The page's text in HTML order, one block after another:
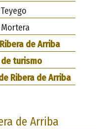
Teyego
Ribera de Arriba
turismo
Ribera de Arriba
de Arriba